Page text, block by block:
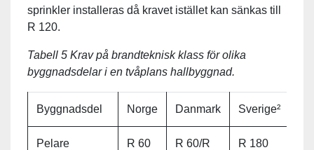
sprinkler installeras då kravet istället kan sänkas till
R 120.
Tabell 5 Krav på brandteknisk klass för olika
byggnadsdelar i en tvåplans hallbyggnad.
Byggnadsdel Norge Danmark Sverige²
Pelare R 60
R 60/R
R 180